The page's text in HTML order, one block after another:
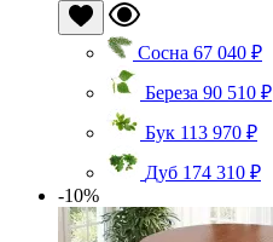
Сосна 67 040 ₽
Береза 90 510 ₽
Бук 113 970 ₽
Дуб 174 310 ₽
-10%